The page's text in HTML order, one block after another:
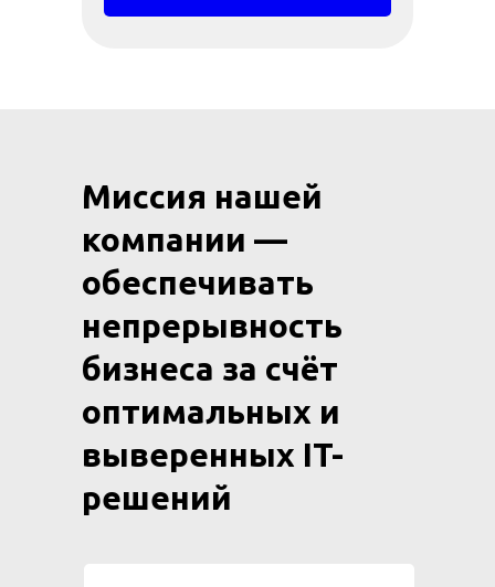
Миссия нашей
компании —
обеспечивать
непрерывность
бизнеса за счёт
оптимальных и
выверенных IT-
решений